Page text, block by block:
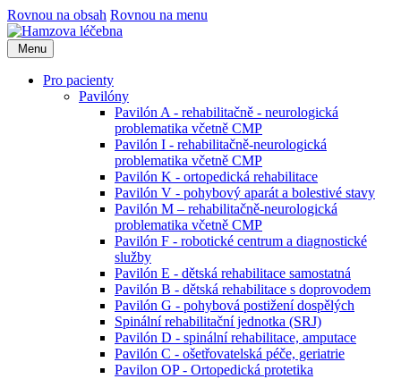
Rovnou na obsah Rovnou na menu
Menu
Pro pacienty
Pavilóny
Pavilón A - rehabilitačně - neurologická
problematika včetně CMP
Pavilón I - rehabilitačně-neurologická
problematika včetně CMP
Pavilón K - ortopedická rehabilitace
Pavilón V - pohybový aparát a bolestivé stavy
Pavilón M – rehabilitačně-neurologická
problematika včetně CMP
Pavilón F - robotické centrum a diagnostické
služby
Pavilón E - dětská rehabilitace samostatná
Pavilón B - dětská rehabilitace s doprovodem
Pavilón G - pohybová postižení dospělých
Spinální rehabilitační jednotka (SRJ)
Pavilón D - spinální rehabilitace, amputace
Pavilón C - ošetřovatelská péče, geriatrie
Pavilon OP - Ortopedická protetika